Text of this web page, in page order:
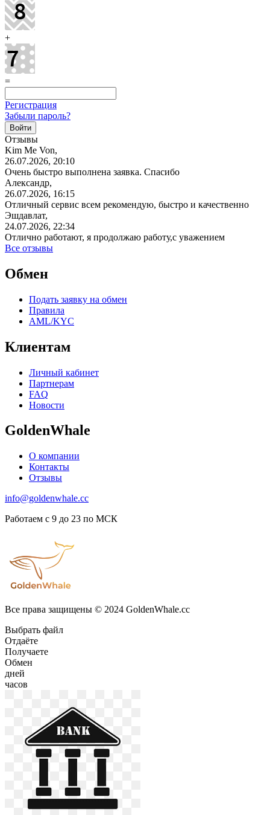
+
=
Регистрация
Забыли пароль?
Отзывы
Kim Me Von,
26.07.2026, 20:10
Очень быстро выполнена заявка. Спасибо
Александр,
26.07.2026, 16:15
Отличный сервис всем рекомендую, быстро и качественно
Эшдавлат,
24.07.2026, 22:34
Отлично работают, я продолжаю работу,с уважением
Все отзывы
Обмен
Подать заявку на обмен
Правила
AML/KYC
Клиентам
Личный кабинет
Партнерам
FAQ
Новости
GoldenWhale
О компании
Контакты
Отзывы
info@goldenwhale.cc
Работаем с 9 до 23 по МСК
Все права защищены © 2024 GoldenWhale.cc
Выбрать файл
Отдаёте
Получаете
Обмен
дней
часов